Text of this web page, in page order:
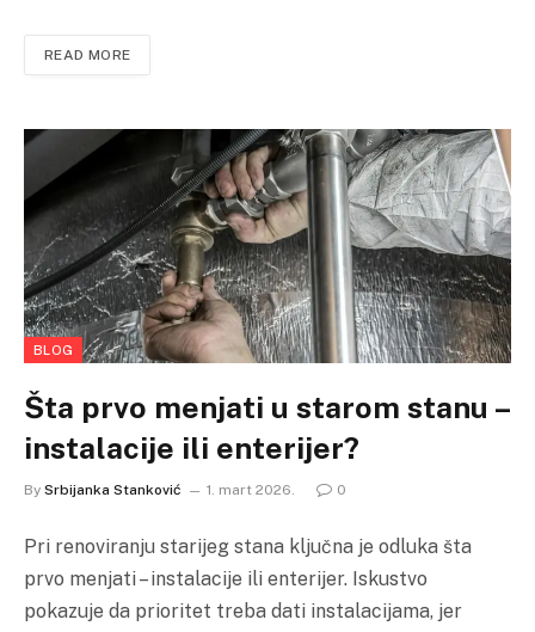
READ MORE
BLOG
Šta prvo menjati u starom stanu –
instalacije ili enterijer?
By Srbijanka Stanković 1. mart 2026. 0
Pri renoviranju starijeg stana ključna je odluka šta
prvo menjati – instalacije ili enterijer. Iskustvo
pokazuje da prioritet treba dati instalacijama, jer